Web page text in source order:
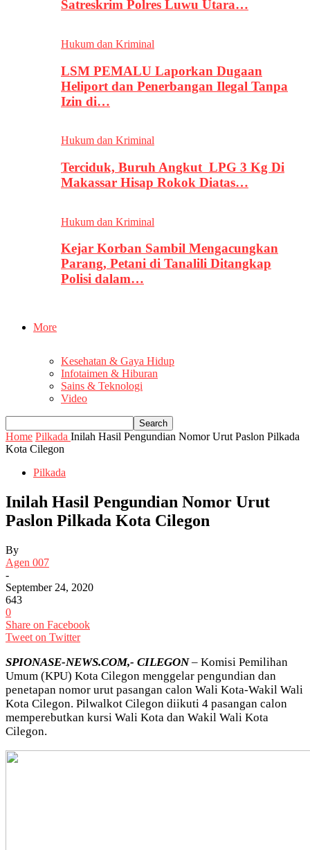
Satreskrim Polres Luwu Utara…
Hukum dan Kriminal
LSM PEMALU Laporkan Dugaan
Heliport dan Penerbangan Ilegal Tanpa
Izin di…
Hukum dan Kriminal
Terciduk, Buruh Angkut LPG 3 Kg Di
Makassar Hisap Rokok Diatas…
Hukum dan Kriminal
Kejar Korban Sambil Mengacungkan
Parang, Petani di Tanalili Ditangkap
Polisi dalam…
More
Kesehatan & Gaya Hidup
Infotaimen & Hiburan
Sains & Teknologi
Video
Home Pilkada Inilah Hasil Pengundian Nomor Urut Paslon Pilkada
Kota Cilegon
Pilkada
Inilah Hasil Pengundian Nomor Urut
Paslon Pilkada Kota Cilegon
By
Agen 007
-
September 24, 2020
643
0
Share on Facebook
Tweet on Twitter
SPIONASE-NEWS.COM,- CILEGON– Komisi Pemilihan
Umum (KPU) Kota Cilegon menggelar pengundian dan
penetapan nomor urut pasangan calon Wali Kota-Wakil Wali
Kota Cilegon. Pilwalkot Cilegon diikuti 4 pasangan calon
memperebutkan kursi Wali Kota dan Wakil Wali Kota
Cilegon.